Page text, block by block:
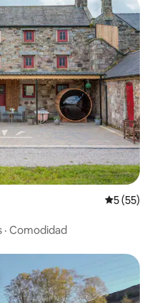
5 (55)
· Comodidad